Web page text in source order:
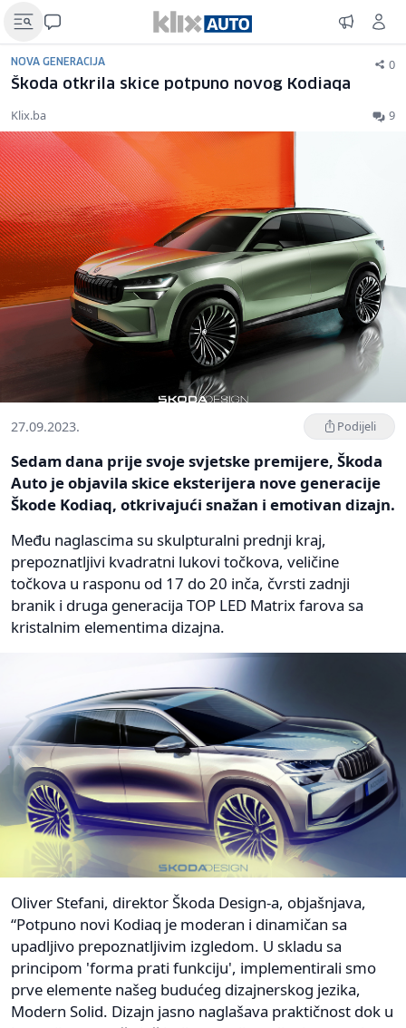
NOVA GENERACIJA 0
Škoda otkrila skice potpuno novog Kodiaqa
Klix.ba 9
27.09.2023. Podijeli
Sedam dana prije svoje svjetske premijere, Škoda
Auto je objavila skice eksterijera nove generacije
Škode Kodiaq, otkrivajući snažan i emotivan dizajn.
Među naglascima su skulpturalni prednji kraj,
prepoznatljivi kvadratni lukovi točkova, veličine
točkova u rasponu od 17 do 20 inča, čvrsti zadnji
branik i druga generacija TOP LED Matrix farova sa
kristalnim elementima dizajna.
Oliver Stefani, direktor Škoda Design-a, objašnjava,
“Potpuno novi Kodiaq je moderan i dinamičan sa
upadljivo prepoznatljivim izgledom. U skladu sa
principom 'forma prati funkciju', implementirali smo
prve elemente našeg budućeg dizajnerskog jezika,
Modern Solid. Dizajn jasno naglašava praktičnost dok u